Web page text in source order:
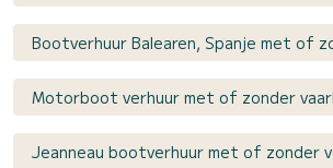
Bootverhuur Balearen, Spanje met of
Motorboot verhuur met of zonder
Jeanneau bootverhuur met of zonder